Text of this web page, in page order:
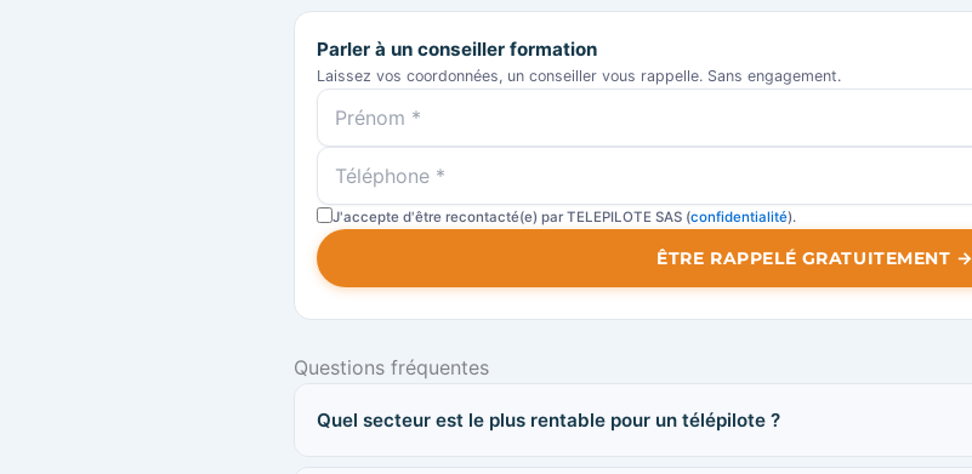
Parler à un conseiller formation
Laissez vos coordonnées, un conseiller vous rappelle. Sans engagement.
J'accepte d'être recontacté(e) par TELEPILOTE SAS (confidentialité).
ÊTRE RAPPELÉ GRATUITEMENT →
Questions fréquentes
Quel secteur est le plus rentable pour un télépilote ?